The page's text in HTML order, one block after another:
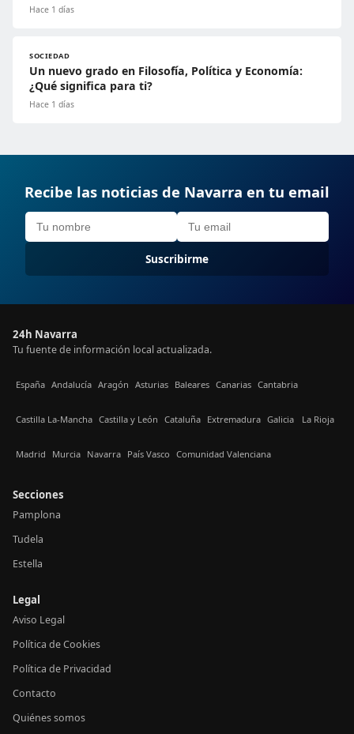
Hace 1 días
SOCIEDAD
Un nuevo grado en Filosofía, Política y Economía:
¿Qué significa para ti?
Hace 1 días
Recibe las noticias de Navarra en tu email
Suscribirme
24h Navarra
Tu fuente de información local actualizada.
España Andalucía Aragón Asturias Baleares Canarias Cantabria
Castilla La-Mancha Castilla y León Cataluña Extremadura Galicia La Rioja
Madrid Murcia Navarra País Vasco Comunidad Valenciana
Secciones
Pamplona
Tudela
Estella
Legal
Aviso Legal
Política de Cookies
Política de Privacidad
Contacto
Quiénes somos